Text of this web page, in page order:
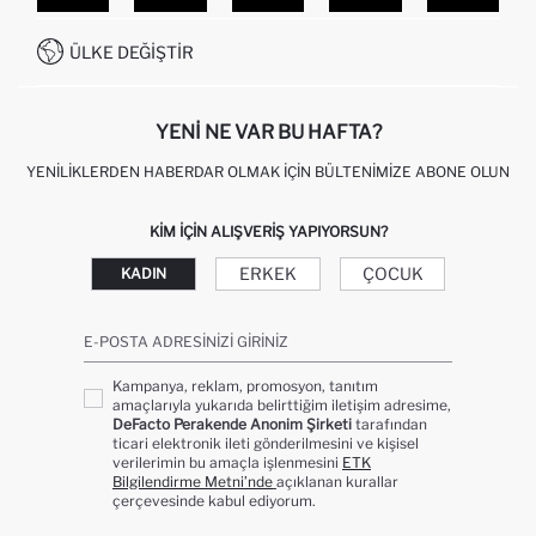
SITEMAP
İŞLEM REHBERI
KAMPANYALAR
0850 333 22 86
ÜLKE DEĞIŞTIR
YENI NE VAR BU HAFTA?
YENILIKLERDEN HABERDAR OLMAK İÇIN BÜLTENIMIZE ABONE OLUN
KIM IÇIN ALIŞVERIŞ YAPIYORSUN?
KADIN ERKEK ÇOCUK
E-POSTA ADRESINIZI GIRINIZ
Kampanya, reklam, promosyon, tanıtım
amaçlarıyla yukarıda belirttiğim iletişim adresime,
DeFacto Perakende Anonim Şirketi tarafından
ticari elektronik ileti gönderilmesini ve kişisel
verilerimin bu amaçla işlenmesini ETK
Bilgilendirme Metni’nde açıklanan kurallar
çerçevesinde kabul ediyorum.